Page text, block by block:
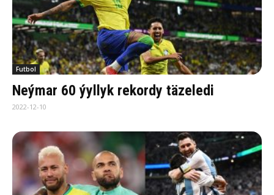
Futbol
Neýmar 60 ýyllyk rekordy täzeledi
2022-12-10